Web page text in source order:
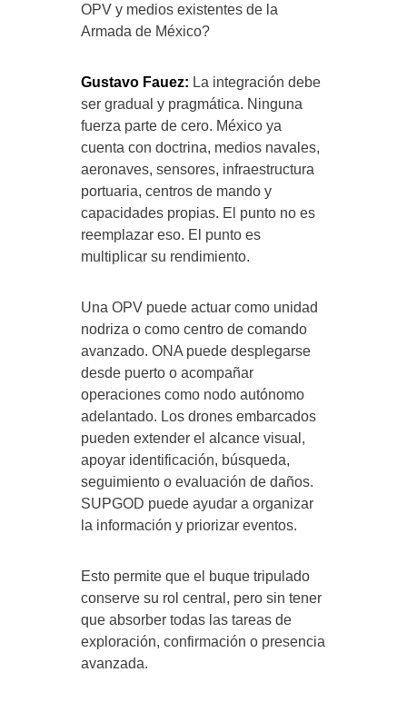
OPV y medios existentes de la
Armada de México?
Gustavo Fauez: La integración debe
ser gradual y pragmática. Ninguna
fuerza parte de cero. México ya
cuenta con doctrina, medios navales,
aeronaves, sensores, infraestructura
portuaria, centros de mando y
capacidades propias. El punto no es
reemplazar eso. El punto es
multiplicar su rendimiento.
Una OPV puede actuar como unidad
nodriza o como centro de comando
avanzado. ONA puede desplegarse
desde puerto o acompañar
operaciones como nodo autónomo
adelantado. Los drones embarcados
pueden extender el alcance visual,
apoyar identificación, búsqueda,
seguimiento o evaluación de daños.
SUPGOD puede ayudar a organizar
la información y priorizar eventos.
Esto permite que el buque tripulado
conserve su rol central, pero sin tener
que absorber todas las tareas de
exploración, confirmación o presencia
avanzada.